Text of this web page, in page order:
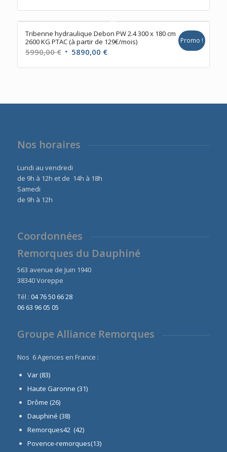
était :
9003,00 €.
est :
6890,00 €.
Tribenne hydraulique Debon PW 2.4 300 x 180 cm
2600 KG PTAC (à partir de 129€/mois)
5990,00€ Le 5890,00 €Le
Promo !
Nos horaires
Lundi au vendredi
de 9h à 12h et de 14h à 18h
Samedi
de 9h à 12h
Coordonnées
Remorques du Dauphiné
563 avenue de Juin 1940
38340 Voreppe
Tél : 04 76 50 66 28
06 63 96 05 05
Groupe Alliance Remorques
Nos 6 Agences en France :
Var (83)
Haute Garonne (31)
Drôme (26)
Dauphiné (38)
Remorques42 (42)
Povence-remorques(13)